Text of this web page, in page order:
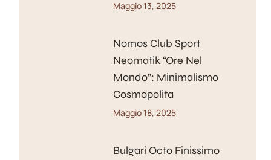
Maggio 13, 2025
Nomos Club Sport
Neomatik “Ore Nel
Mondo”: Minimalismo
Cosmopolita
Maggio 18, 2025
Bulgari Octo Finissimo